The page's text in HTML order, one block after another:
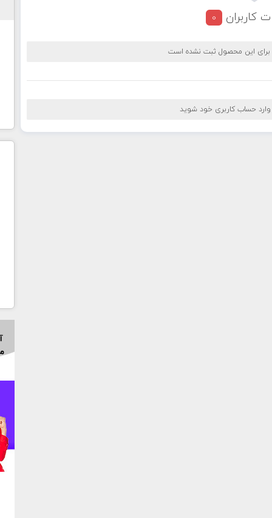
کاربران 0
برای این محصول ثبت نشده است
وارد حساب کاربری خود شوید